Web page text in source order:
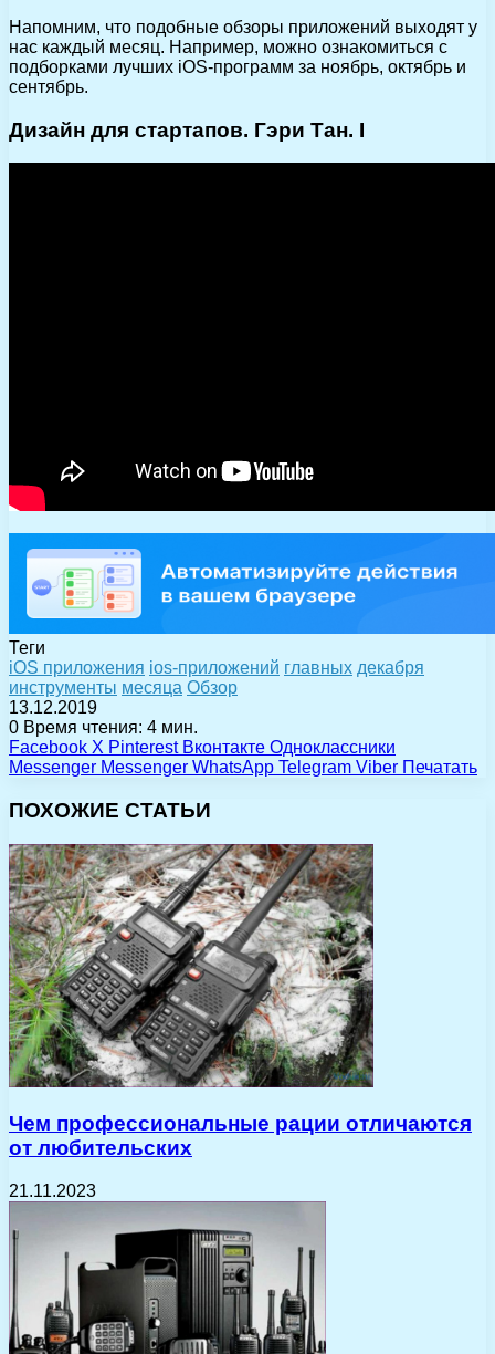
Напомним, что подобные обзоры приложений выходят у
нас каждый месяц. Например, можно ознакомиться с
подборками лучших iOS-программ за ноябрь, октябрь и
сентябрь.
Дизайн для стартапов. Гэри Тан. I
Теги
iOS приложения ios-приложений главных декабря
инструменты месяца Обзор
13.12.2019
0 Время чтения: 4 мин.
Facebook X Pinterest Вконтакте Одноклассники
Messenger Messenger WhatsApp Telegram Viber Печатать
ПОХОЖИЕ СТАТЬИ
Чем профессиональные рации отличаются
от любительских
21.11.2023